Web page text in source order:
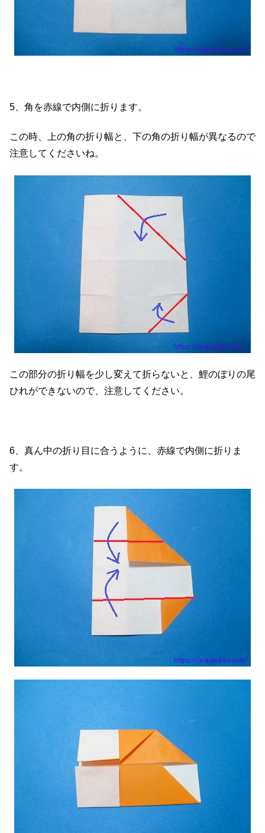
5、角を赤線で内側に折ります。
この時、上の角の折り幅と、下の角の折り幅が異なるので
注意してくださいね。
この部分の折り幅を少し変えて折らないと、鯉のぼりの尾
ひれができないので、注意してください。
6、真ん中の折り目に合うように、赤線で内側に折りま
す。